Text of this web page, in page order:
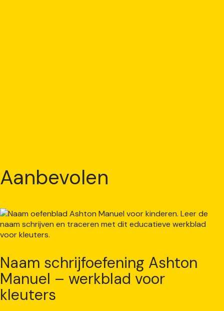
Aanbevolen
Naam schrijfoefening Ashton
Manuel – werkblad voor
kleuters